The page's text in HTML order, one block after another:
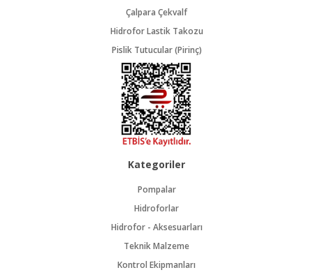
Çalpara Çekvalf
Hidrofor Lastik Takozu
Pislik Tutucular (Pirinç)
Kategoriler
Pompalar
Hidroforlar
Hidrofor - Aksesuarları
Teknik Malzeme
Kontrol Ekipmanları